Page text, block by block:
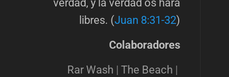
verdad, y la verdad os hará
libres. (Juan 8:31-32)
Colaboradores
Rar Wash
The Beach